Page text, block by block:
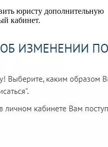
юристу дополнительную
кабинет.